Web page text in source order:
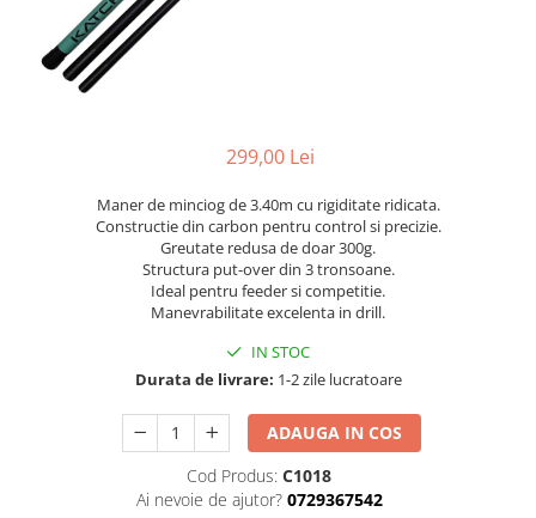
299,00 Lei
Maner de minciog de 3.40m cu rigiditate ridicata.
Constructie din carbon pentru control si precizie.
Greutate redusa de doar 300g.
Structura put-over din 3 tronsoane.
Ideal pentru feeder si competitie.
Manevrabilitate excelenta in drill.
IN STOC
Durata de livrare: 1-2 zile lucratoare
ADAUGA IN COS
Cod Produs: C1018
Ai nevoie de ajutor? 0729367542